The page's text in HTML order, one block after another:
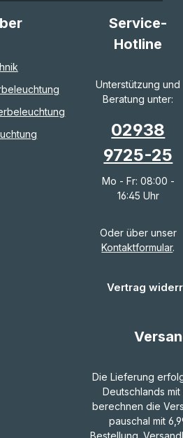
Service-
Hotline
Unterstützung und
Beratung unter:
02938
9725-25
Mo - Fr: 08:00 -
16:45 Uhr
Oder über unser
Kontaktformular.
Vertrag
Die Lieferung
Deutschlands mit
berechnen die
pauschal mit
Bestellung.